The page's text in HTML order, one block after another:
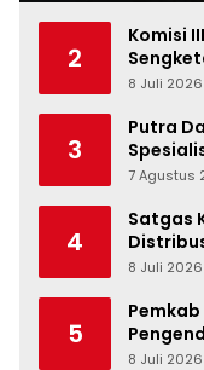
2
Komisi
Dua
8 Juli 2026
3
Putra
7 Agustus
4
Satgas
8 Juli 2026
5
8 Juli 2026